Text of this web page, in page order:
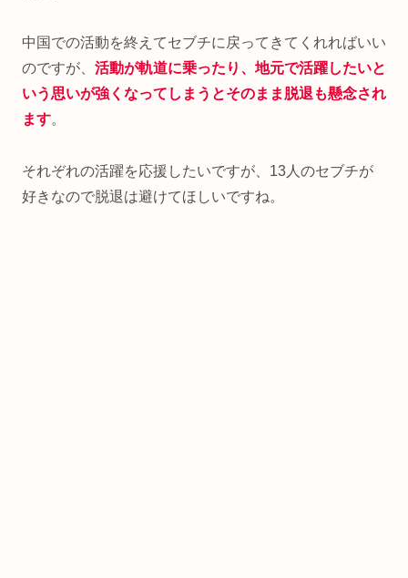
中国での活動を終えてセブチに戻ってきてくれればいい
のですが、 活動が軌道に乗ったり、地元で活躍したいと
いう思いが強くなってしまうとそのまま脱退も懸念され
ます。
それぞれの活躍を応援したいですが、13人のセブチが
好きなので脱退は避けてほしいですね。